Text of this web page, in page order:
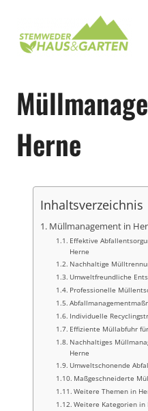
springen
Herne
Inhaltsverzeichnis
Müllmanagement in
Effektive
Herne
Nachhaltige
Umweltfreundliche
Professionelle
Individuelle
Effiziente Müllabfuhr
Nachhaltiges
Herne
Umweltschonende
Maßgeschneiderte
Weitere Themen in
Weitere Kategorien in